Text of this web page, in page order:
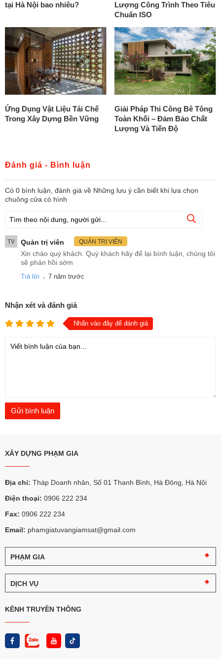
tại Hà Nội bao nhiêu?
Lượng Công Trình Theo Tiêu
Chuẩn ISO
Ứng Dụng Vật Liệu Tái Chế
Trong Xây Dựng Bền Vững
Giải Pháp Thi Công Bê Tông
Toàn Khối – Đảm Bảo Chất
Lượng Và Tiến Độ
Đánh giá - Bình luận
Có 0 bình luận, đánh giá về Những lưu ý cần biết khi lựa chọn
chuông cửa có hình
TV Quản trị viên QUẢN TRỊ VIÊN
Xin chào quý khách. Quý khách hãy để lại bình luận, chúng tôi
sẽ phản hồi sớm
Trả lời . 7 năm trước
Nhận xét và đánh giá
Nhấn vào đây để đánh giá
XÂY DỰNG PHẠM GIA
Địa chỉ: Tháp Doanh nhân, Số 01 Thanh Bình, Hà Đông, Hà Nội
Điện thoại: 0906 222 234
Fax: 0906 222 234
Email: phamgiatuvangiamsat@gmail.com
PHẠM GIA
chuyện
Phạm
Logo
và
diện
Phạm
DỊCH VỤ
vấn
sát
Thi
công
KÊNH TRUYỀN THÔNG